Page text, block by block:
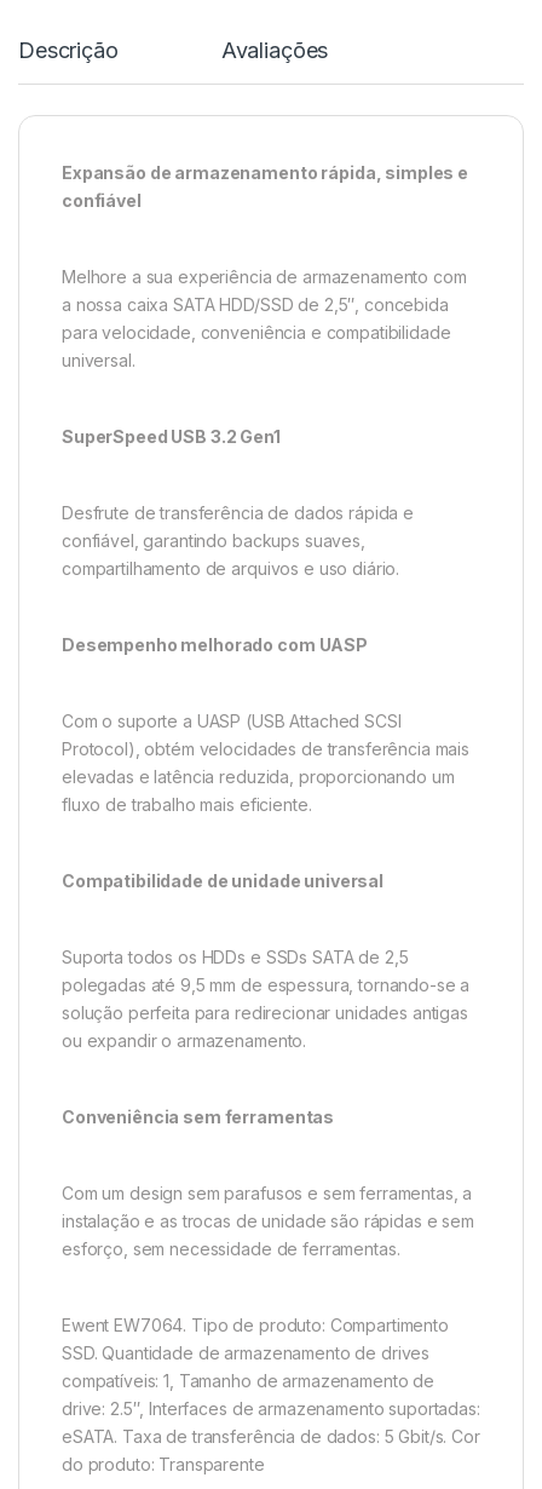
Descrição Avaliações
Expansão de armazenamento rápida, simples e
confiável
Melhore a sua experiência de armazenamento com
a nossa caixa SATA HDD/SSD de 2,5″, concebida
para velocidade, conveniência e compatibilidade
universal.
SuperSpeed USB 3.2 Gen1
Desfrute de transferência de dados rápida e
confiável, garantindo backups suaves,
compartilhamento de arquivos e uso diário.
Desempenho melhorado com UASP
Com o suporte a UASP (USB Attached SCSI
Protocol), obtém velocidades de transferência mais
elevadas e latência reduzida, proporcionando um
fluxo de trabalho mais eficiente.
Compatibilidade de unidade universal
Suporta todos os HDDs e SSDs SATA de 2,5
polegadas até 9,5 mm de espessura, tornando-se a
solução perfeita para redirecionar unidades antigas
ou expandir o armazenamento.
Conveniência sem ferramentas
Com um design sem parafusos e sem ferramentas, a
instalação e as trocas de unidade são rápidas e sem
esforço, sem necessidade de ferramentas.
Ewent EW7064. Tipo de produto: Compartimento
SSD. Quantidade de armazenamento de drives
compatíveis: 1, Tamanho de armazenamento de
drive: 2.5″, Interfaces de armazenamento suportadas:
eSATA. Taxa de transferência de dados: 5 Gbit/s. Cor
do produto: Transparente